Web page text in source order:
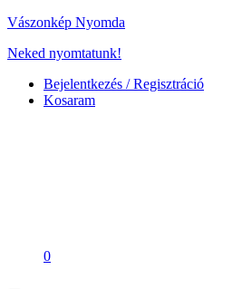
Vászonkép Nyomda
Neked nyomtatunk!
Bejelentkezés / Regisztráció
Kosaram
0